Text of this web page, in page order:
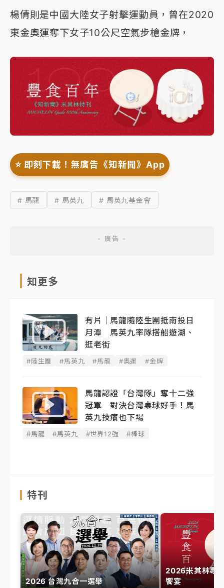
楊倩則是中國大陸女子射擊運動員，曾在2020
東金奧運奪下女子10公尺空氣步槍金牌，
⭐️ 即刻下載！無廣告《知新聞》App
# 馬龍 # 馬英九 # 馬英九基金會
知更多
有片｜馬龍隨陸生團抵南投日
月潭 馬英九率隊搭船遊湖、
逛老街
#陸生團 #馬英九 #馬龍 #奧運 #金牌
馬龍認證「台灣隊」奪十二強
冠軍 對決台灣桌球好手！馬
英九技癢也下場
#馬龍 #馬英九 #世界12強 #棒球
特刊
2026 台灣九合一選舉
2026米其林專
饗宴